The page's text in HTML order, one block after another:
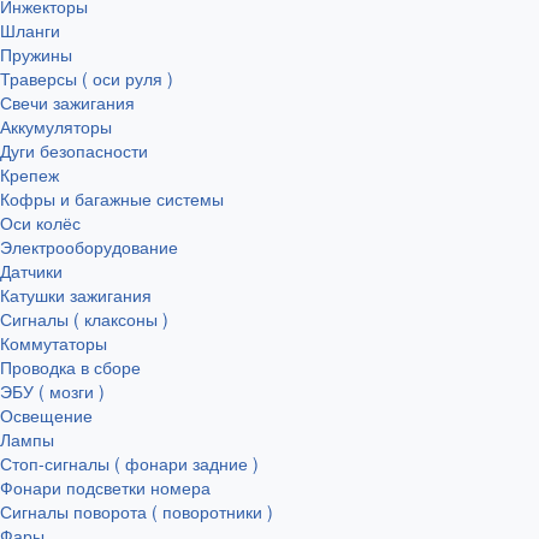
Инжекторы
Шланги
Пружины
Траверсы ( оси руля )
Свечи зажигания
Аккумуляторы
Дуги безопасности
Крепеж
Кофры и багажные системы
Оси колёс
Электрооборудование
Датчики
Катушки зажигания
Сигналы ( клаксоны )
Коммутаторы
Проводка в сборе
ЭБУ ( мозги )
Освещение
Лампы
Стоп-сигналы ( фонари задние )
Фонари подсветки номера
Сигналы поворота ( поворотники )